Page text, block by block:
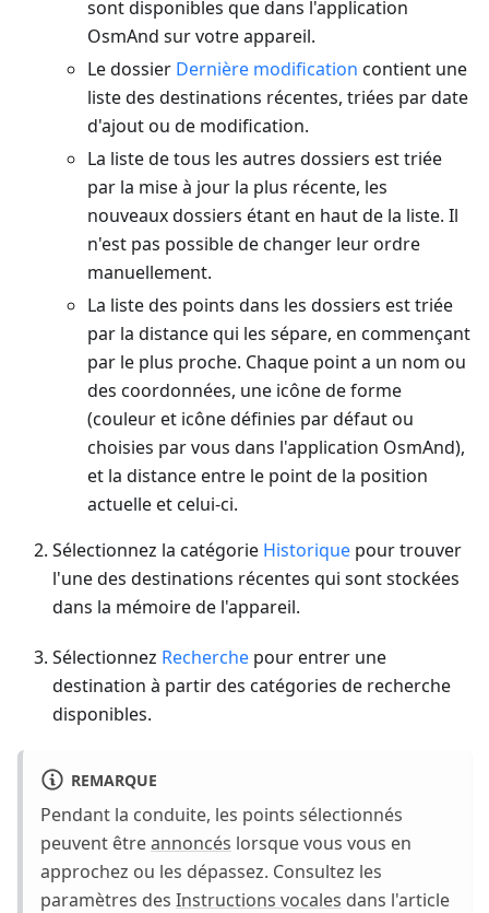
sont disponibles que dans l'application
OsmAnd sur votre appareil.
Le dossier Dernière modification contient une
liste des destinations récentes, triées par date
d'ajout ou de modification.
La liste de tous les autres dossiers est triée
par la mise à jour la plus récente, les
nouveaux dossiers étant en haut de la liste. Il
n'est pas possible de changer leur ordre
manuellement.
La liste des points dans les dossiers est triée
par la distance qui les sépare, en commençant
par le plus proche. Chaque point a un nom ou
des coordonnées, une icône de forme
(couleur et icône définies par défaut ou
choisies par vous dans l'application OsmAnd),
et la distance entre le point de la position
actuelle et celui-ci.
Sélectionnez la catégorie Historique pour trouver
l'une des destinations récentes qui sont stockées
dans la mémoire de l'appareil.
Sélectionnez Recherche pour entrer une
destination à partir des catégories de recherche
disponibles.
REMARQUE
Pendant la conduite, les points sélectionnés
peuvent êtreannoncés lorsque vous vous en
approchez ou les dépassez. Consultez les
paramètres des Instructions vocales dans l'article